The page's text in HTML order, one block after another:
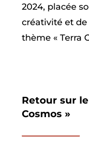
2024, placée
créativité et de
thème « Terra
Retour sur
Cosmos »